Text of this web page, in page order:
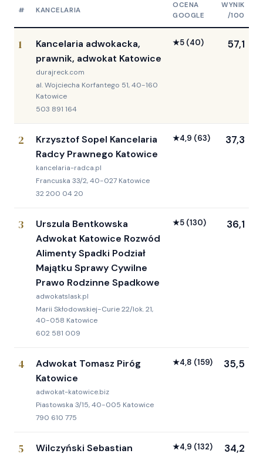
# KANCELARIA
OCENA
GOOGLE
WYNIK
/100
1
Kancelaria adwokacka,
prawnik, adwokat Katowice
durajreck.com
al. Wojciecha Korfantego 51, 40-160
Katowice
503 891 164
★5 (40) 57,1
2
Krzysztof Sopel Kancelaria
Radcy Prawnego Katowice
kancelaria-radca.pl
Francuska 33/2, 40-027 Katowice
32 200 04 20
★4,9 (63) 37,3
3
Urszula Bentkowska
Adwokat Katowice Rozwód
Alimenty Spadki Podział
Majątku Sprawy Cywilne
Prawo Rodzinne Spadkowe
adwokatslask.pl
Marii Skłodowskiej-Curie 22/lok. 21,
40-058 Katowice
602 581 009
★5 (130) 36,1
4
Adwokat Tomasz Piróg
Katowice
adwokat-katowice.biz
Piastowska 3/15, 40-005 Katowice
790 610 775
★4,8 (159) 35,5
5
Wilczyński Sebastian
★4,9 (132) 34,2